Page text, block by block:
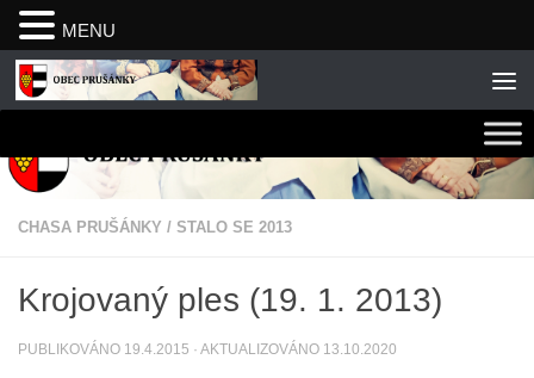
Skip to content
CHASA PRUŠÁNKY / STALO SE 2013
Krojovaný ples (19. 1. 2013)
PUBLIKOVÁNO 19.4.2015 · AKTUALIZOVÁNO 13.10.2020
MENU